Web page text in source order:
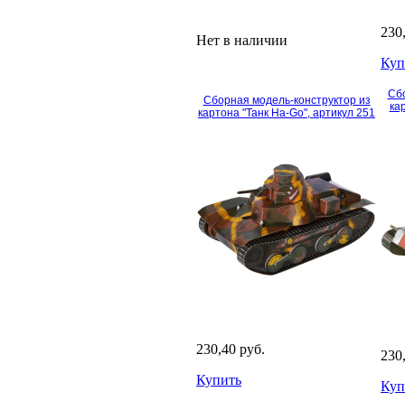
Нет в наличии
Сборная модель-конструктор из
картона "Танк Ha-Go", артикул 251
230,40 руб.
Купить